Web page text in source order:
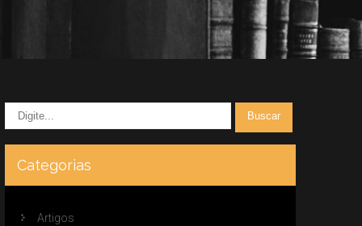
Categorias
Artigos